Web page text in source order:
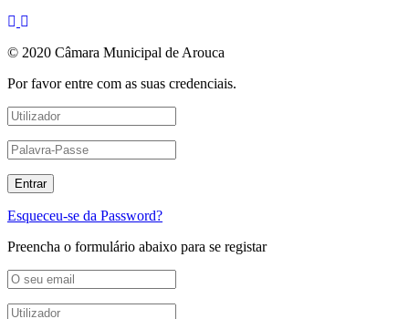
© 2020 Câmara Municipal de Arouca
Por favor entre com as suas credenciais.
Esqueceu-se da Password?
Preencha o formulário abaixo para se registar